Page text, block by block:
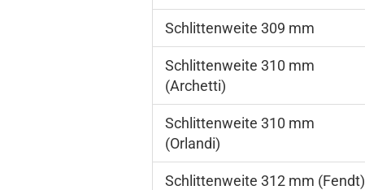
Schlittenweite 309 mm
Schlittenweite 310 mm
(Archetti)
Schlittenweite 310 mm
(Orlandi)
Schlittenweite 312 mm (Fendt)